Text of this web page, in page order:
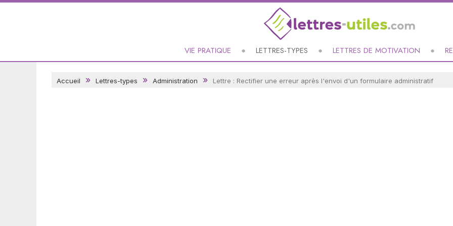
VIE PRATIQUE LETTRES-TYPES LETTRES DE MOTIVATION
Accueil Lettres-types Administration Lettre : Rectifier une erreur après l'envoi d'un formulaire administratif